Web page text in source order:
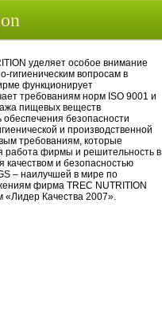
уделяет особое внимание
гигиеническим вопросам в
функционирует
требованиям норм ISO 9001 и
пищевых веществ
обеспечения безопасности
и производственной
требованиям, которые
работа фирмы и решительность в
качеством и безопасностью
– наилучшей в мире по
фирма TREC NUTRITION
«Лидер Качества 2007».